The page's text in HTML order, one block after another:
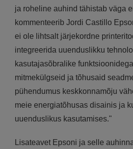
ja roheline auhind tähistab väga
kommenteerib Jordi Castillo
ei ole lihtsalt järjekordne
integreerida uuenduslikku
kasutajasõbralike
mitmekülgseid ja tõhusaid
pühendumus keskkonnamõju
meie energiatõhusas disainis ja
uuenduslikus kasutamises."
Lisateavet Epsoni ja selle